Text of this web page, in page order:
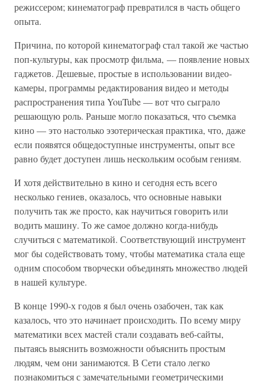
режиссером; кинематограф превратился в часть общего
опыта.
Причина, по которой кинематограф стал такой же частью
поп-культуры, как просмотр фильма, — появление новых
гаджетов. Дешевые, простые в использовании видео-
камеры, программы редактирования видео и методы
распространения типа YouTube — вот что сыграло
решающую роль. Раньше могло показаться, что съемка
кино — это настолько эзотерическая практика, что, даже
если появятся общедоступные инструменты, опыт все
равно будет доступен лишь нескольким особым гениям.
И хотя действительно в кино и сегодня есть всего
несколько гениев, оказалось, что основные навыки
получить так же просто, как научиться говорить или
водить машину. То же самое должно когда-нибудь
случиться с математикой. Соответствующий инструмент
мог бы содействовать тому, чтобы математика стала еще
одним способом творчески объединять множество людей
в нашей культуре.
В конце 1990-х годов я был очень озабочен, так как
казалось, что это начинает происходить. По всему миру
математики всех мастей стали создавать веб-сайты,
пытаясь выяснить возможности объяснить простым
людям, чем они занимаются. В Сети стало легко
познакомиться с замечательными геометрическими